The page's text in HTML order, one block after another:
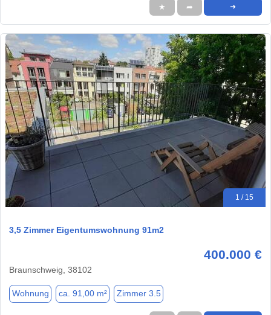
★ ➦ ➜
1 / 15
3,5 Zimmer Eigentumswohnung 91m2
400.000 €
Braunschweig, 38102
Wohnung ca. 91,00 m² Zimmer 3.5